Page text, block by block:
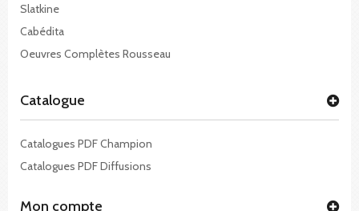
Slatkine
Cabédita
Oeuvres Complètes Rousseau
Catalogue
Catalogues PDF Champion
Catalogues PDF Diffusions
Mon compte